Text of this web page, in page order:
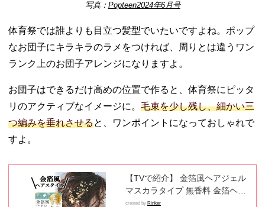
写真： Popteen2024年6月号
体育祭では誰よりも目立つ髪型でいたいですよね。ポップ
なお団子にキラキラのラメをつければ、周りとは違うワン
ランク上のお団子アレンジになりますよ。
お団子はできるだけ高めの位置で作ると、体育祭にピッタ
リのアクティブなイメージに。 毛束を少し残し、細かい三
つ編みを垂れさせると、ワンポイントになっておしゃれで
すよ。
【TVで紹介】 金箔風ヘアジェル
マスカラタイプ 無香料 金箔ヘア
ヘアジェル 金箔 ヘア用 ゴールド
created by Rinker